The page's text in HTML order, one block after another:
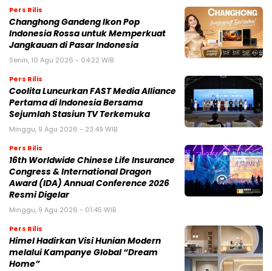
Pers Rilis
Changhong Gandeng Ikon Pop
Indonesia Rossa untuk Memperkuat
Jangkauan di Pasar Indonesia
Senin, 10 Agu 2026 - 04:22 WIB
Pers Rilis
Coolita Luncurkan FAST Media Alliance
Pertama di Indonesia Bersama
Sejumlah Stasiun TV Terkemuka
Minggu, 9 Agu 2026 - 23:49 WIB
Pers Rilis
16th Worldwide Chinese Life Insurance
Congress & International Dragon
Award (IDA) Annual Conference 2026
Resmi Digelar
Minggu, 9 Agu 2026 - 01:45 WIB
Pers Rilis
Himel Hadirkan Visi Hunian Modern
melalui Kampanye Global “Dream
Home”